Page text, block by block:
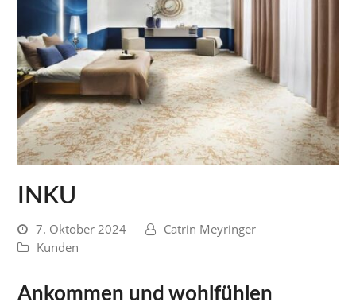
INKU
7. Oktober 2024
Catrin Meyringer
Kunden
Ankommen und wohlfühlen